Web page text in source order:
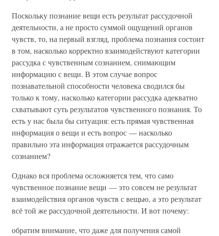
Поскольку познание вещи есть результат рассудочной
деятельности, а не просто суммой ощущений органов
чувств, то, на первый взгляд, проблема познания состоит
в том, насколько корректно взаимодействуют категории
рассудка с чувственным сознанием, снимающим
информацию с вещи. В этом случае вопрос
познавательной способности человека сводился бы
только к тому, насколько категории рассудка адекватно
схватывают суть результатов чувственного познания. То
есть у нас была бы ситуация: есть прямая чувственная
информация о вещи и есть вопрос — насколько
правильно эта информация отражается рассудочным
сознанием?
Однако вся проблема осложняется тем, что само
чувственное познание вещи — это совсем не результат
взаимодействия органов чувств с вещью, а это результат
всё той же рассудочной деятельности. И вот почему:
обратим внимание, что даже для получения самой